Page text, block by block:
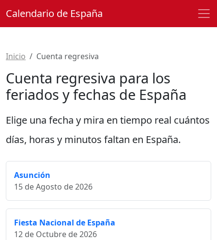
Calendario de España
Inicio Cuenta regresiva
Cuenta regresiva para los
feriados y fechas de España
Elige una fecha y mira en tiempo real cuántos
días, horas y minutos faltan en España.
Asunción
15 de Agosto de 2026
Fiesta Nacional de España
12 de Octubre de 2026